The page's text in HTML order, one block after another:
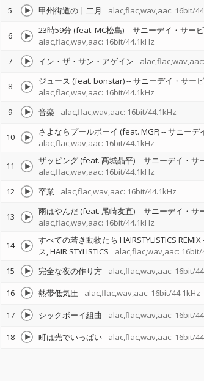
5
甲州街道の十二月 alac,flac,wav,aac: 16bit/
6 23時59分 (feat. MC松島)--サニーデイ・サー
alac,flac,wav,aac: 16bit/44.1kHz
7 イン・ザ・サン・アゲイン
8 ジュース (feat. bonstar)--サニーデイ・サー
alac,flac,wav,aac: 16bit/44.1kHz
9 音楽 alac,flac,wav,aac: 16bit/44.1kHz
10 さよならプールボーイ (feat. MGF)--サニーデ
alac,flac,wav,aac: 16bit/44.1kHz
11 ザッピング (feat. 髙城晶平)--サニーデイ・サ
alac,flac,wav,aac: 16bit/44.1kHz
12 卒業 alac,flac,wav,aac: 16bit/44.1kHz
13 雨はやんだ (feat. 尾崎友直)--サニーデイ・サ
alac,flac,wav,aac: 16bit/44.1kHz
14 すべての若き動物たち HAIRSTYLISTICS REMIX
ス HAIR STYLISTICS alac,flac,wav,aac: 16bit/
15 完全な夜の作り方 alac,flac,wav,aac: 16bit/
16
熱帯低気圧 alac,flac,wav,aac: 16bit/44.1kHz
17
シックボーイ組曲 alac,flac,wav,aac: 16bit/
18
町は光でいっぱい alac,flac,wav,aac: 16bit/